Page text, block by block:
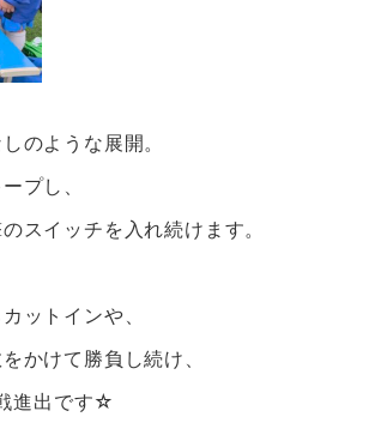
のような展開。
プし、
スイッチを入れ続けます。
ットインや、
かけて勝負し続け、
進出です☆